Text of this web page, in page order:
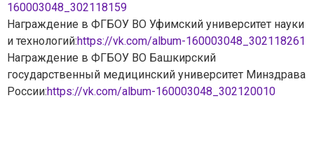
160003048_302118159
Награждение в ФГБОУ ВО Уфимский университет науки
и технологий:https://vk.com/album-160003048_302118261
Награждение в ФГБОУ ВО Башкирский
государственный медицинский университет Минздрава
России:https://vk.com/album-160003048_302120010